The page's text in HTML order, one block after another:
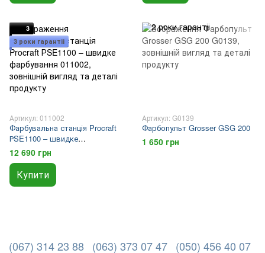
3
3 роки гарантіі
Артикул: 011002
Фарбувальна станція Procraft
РSE1100 – швидке
фарбування
12 690 грн
Купити
Артикул: G0139
Фарбопульт Grosser GSG 200
1 650 грн
(067) 314 23 88 (063) 373 07 47 (050) 456 40 07